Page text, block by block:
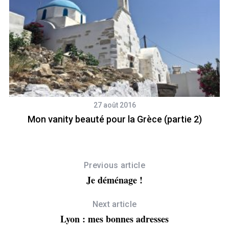
27 août 2016
Mon vanity beauté pour la Grèce (partie 2)
Previous article
Je déménage !
Next article
Lyon : mes bonnes adresses